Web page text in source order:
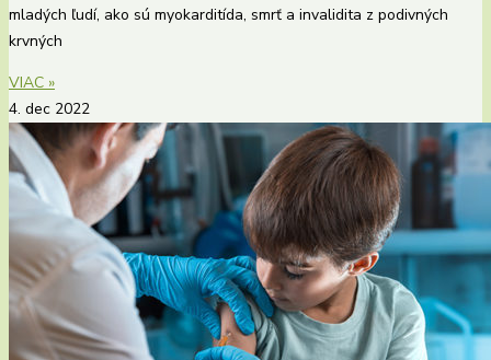
mladých ľudí, ako sú myokarditída, smrť a invalidita z podivných
krvných
VIAC »
4. dec 2022